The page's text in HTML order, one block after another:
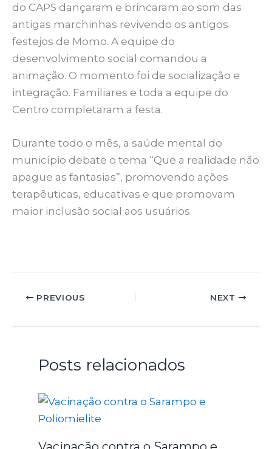
do CAPS dançaram e brincaram ao som das
antigas marchinhas revivendo os antigos
festejos de Momo. A equipe do
desenvolvimento social comandou a
animação. O momento foi de socialização e
integração. Familiares e toda a equipe do
Centro completaram a festa.
Durante todo o mês, a saúde mental do
município debate o tema “Que a realidade não
apague as fantasias”, promovendo ações
terapêuticas, educativas e que promovam
maior inclusão social aos usuários.
PREVIOUS NEXT
Posts relacionados